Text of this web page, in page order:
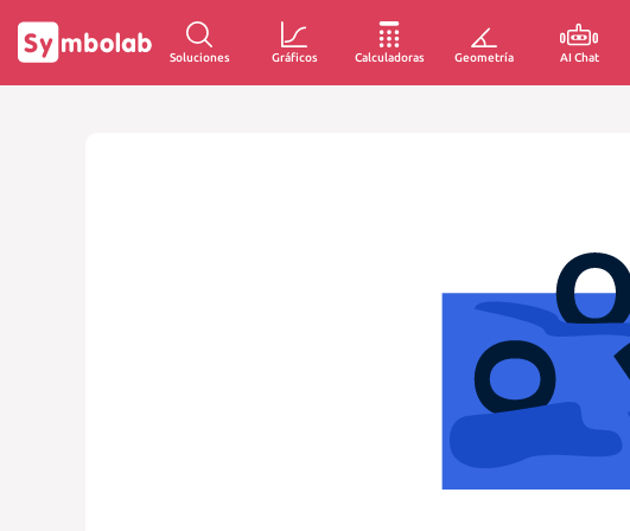
Soluciones Gráficos Calculadoras Geometría AI Chat